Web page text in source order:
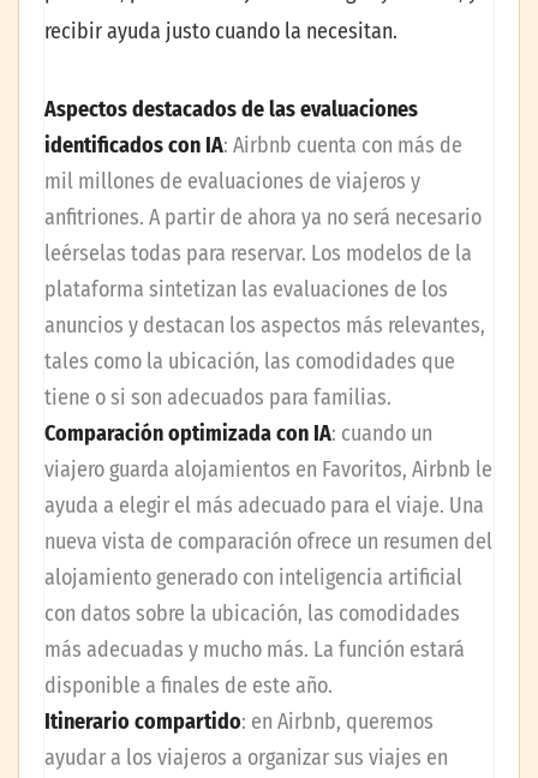
recibir ayuda justo cuando la necesitan.
Aspectos destacados de las evaluaciones
identificados con IA: Airbnb cuenta con más de
mil millones de evaluaciones de viajeros y
anfitriones. A partir de ahora ya no será necesario
leérselas todas para reservar. Los modelos de la
plataforma sintetizan las evaluaciones de los
anuncios y destacan los aspectos más relevantes,
tales como la ubicación, las comodidades que
tiene o si son adecuados para familias.
Comparación optimizada con IA: cuando un
viajero guarda alojamientos en Favoritos, Airbnb le
ayuda a elegir el más adecuado para el viaje. Una
nueva vista de comparación ofrece un resumen del
alojamiento generado con inteligencia artificial
con datos sobre la ubicación, las comodidades
más adecuadas y mucho más. La función estará
disponible a finales de este año.
Itinerario compartido: en Airbnb, queremos
ayudar a los viajeros a organizar sus viajes en